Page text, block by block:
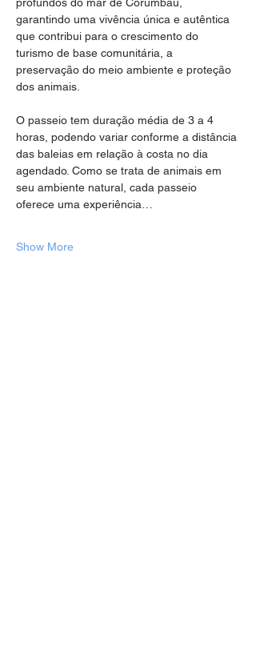
garantindo uma vivência única e autêntica
que contribui para o crescimento do
turismo de base comunitária, a
preservação do meio ambiente e proteção
dos animais.
O passeio tem duração média de 3 a 4
horas, podendo variar conforme a distância
das baleias em relação à costa no dia
agendado. Como se trata de animais em
seu ambiente natural, cada passeio
oferece uma experiência…
Show More